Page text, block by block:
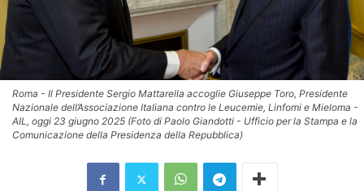
Roma - Il Presidente Sergio Mattarella accoglie Giuseppe Toro, Presidente
Nazionale dell’Associazione Italiana contro le Leucemie, Linfomi e Mieloma -
AIL, oggi 23 giugno 2025 (Foto di Paolo Giandotti - Ufficio per la Stampa e la
Comunicazione della Presidenza della Repubblica)